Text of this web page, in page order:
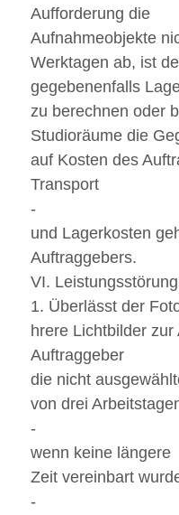
Aufforderung die
Aufnahmeobjekte
Werktagen ab, ist
gegebenenfalls
zu berechnen oder
Studioräume die
auf Kosten des
Transport
-
und Lagerkosten
Auftraggebers.
VI.
1. Überlässt der
hrere Lichtbilder
Auftraggeber
die nicht
von drei
-
wenn keine längere
Zeit vereinbart
-